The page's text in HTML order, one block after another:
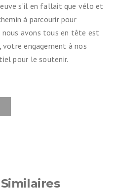
s’il en fallait que vélo et
à parcourir pour
nous avons tous en tête est
engagement à nos
pour le soutenir.